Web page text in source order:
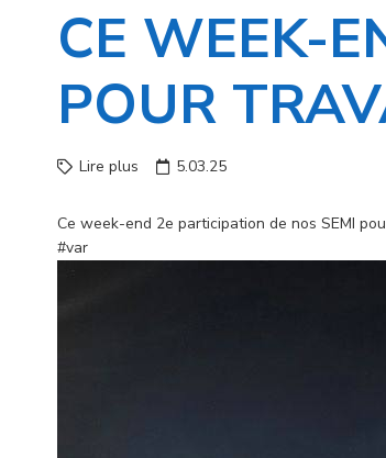
CE WEEK-
POUR
Lire plus 5.03.25
Ce week-end 2e participation de nos SEMI
#var